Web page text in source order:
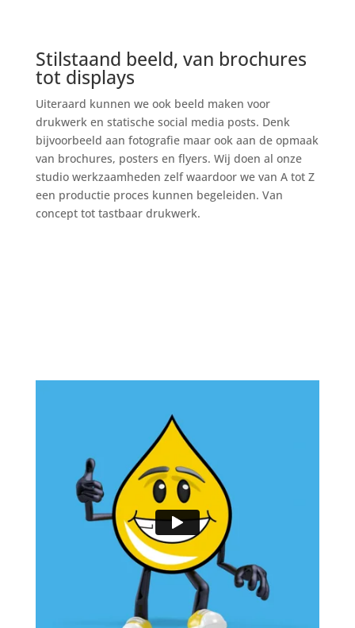
Stilstaand beeld, van brochures
tot displays
Uiteraard kunnen we ook beeld maken voor
drukwerk en statische social media posts. Denk
bijvoorbeeld aan fotografie maar ook aan de opmaak
van brochures, posters en flyers. Wij doen al onze
studio werkzaamheden zelf waardoor we van A tot Z
een productie proces kunnen begeleiden. Van
concept tot tastbaar drukwerk.